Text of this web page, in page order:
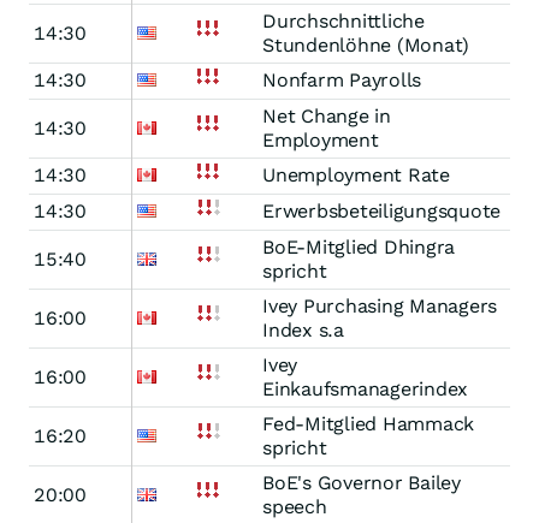
14:30
Durchschnittliche
Stundenlöhne (Monat)
14:30
Nonfarm Payrolls
14:30
Net Change in
Employment
14:30
Unemployment Rate
14:30
Erwerbsbeteiligungsquote
15:40
BoE-Mitglied Dhingra
spricht
16:00
Ivey Purchasing Managers
Index s.a
16:00
Ivey
Einkaufsmanagerindex
16:20
Fed-Mitglied Hammack
spricht
20:00
BoE's Governor Bailey
speech